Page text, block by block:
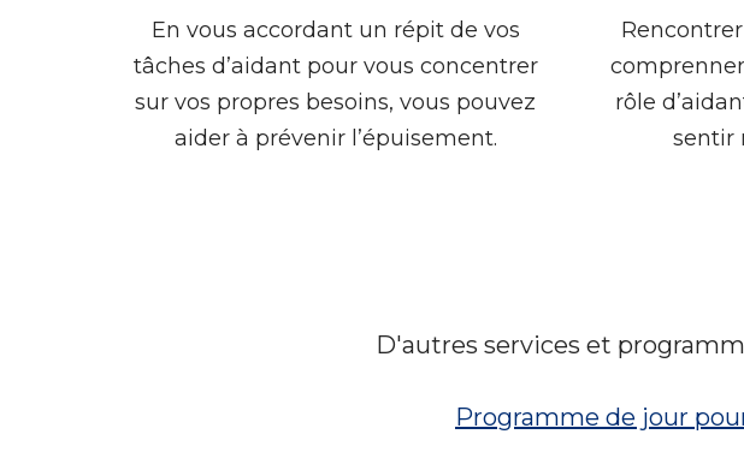
En vous accordant un répit de vos
tâches d’aidant pour vous concentrer
sur vos propres besoins, vous pouvez
aider à prévenir l’épuisement.
rôle
sentir
D'autres services et
Programme de jour